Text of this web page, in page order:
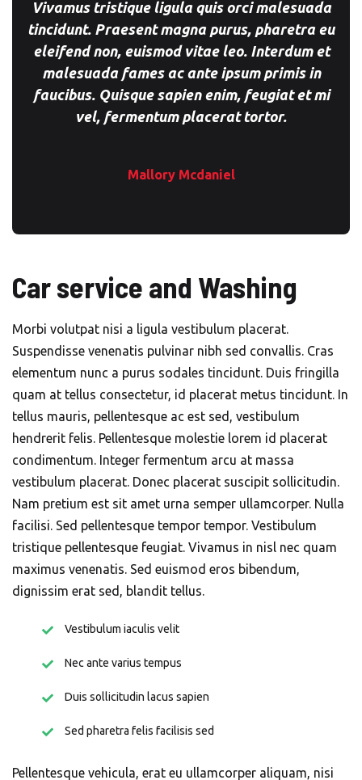
Vivamus tristique ligula quis orci malesuada
tincidunt. Praesent magna purus, pharetra eu
eleifend non, euismod vitae leo. Interdum et
malesuada fames ac ante ipsum primis in
faucibus. Quisque sapien enim, feugiat et mi
vel, fermentum placerat tortor.
Mallory Mcdaniel
Car service and Washing
Morbi volutpat nisi a ligula vestibulum placerat.
Suspendisse venenatis pulvinar nibh sed convallis. Cras
elementum nunc a purus sodales tincidunt. Duis fringilla
quam at tellus consectetur, id placerat metus tincidunt. In
tellus mauris, pellentesque ac est sed, vestibulum
hendrerit felis. Pellentesque molestie lorem id placerat
condimentum. Integer fermentum arcu at massa
vestibulum placerat. Donec placerat suscipit sollicitudin.
Nam pretium est sit amet urna semper ullamcorper. Nulla
facilisi. Sed pellentesque tempor tempor. Vestibulum
tristique pellentesque feugiat. Vivamus in nisl nec quam
maximus venenatis. Sed euismod eros bibendum,
dignissim erat sed, blandit tellus.
Vestibulum iaculis velit
Nec ante varius tempus
Duis sollicitudin lacus sapien
Sed pharetra felis facilisis sed
Pellentesque vehicula, erat eu ullamcorper aliquam, nisi